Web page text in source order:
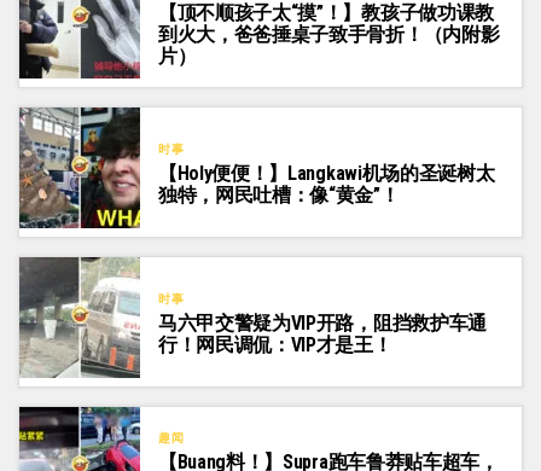
【顶不顺孩子太“摸”！】教孩子做功课教
到火大，爸爸捶桌子致手骨折！（内附影
片）
时事
【Holy便便！】Langkawi机场的圣诞树太
独特，网民吐槽：像“黄金”！
时事
马六甲交警疑为VIP开路，阻挡救护车通
行！网民调侃：VIP才是王！
趣闻
【Buang料！】Supra跑车鲁莽贴车超车，